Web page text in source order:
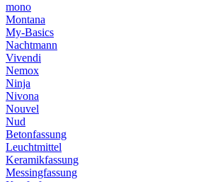
mono
Montana
My-Basics
Nachtmann
Vivendi
Nemox
Ninja
Nivona
Nouvel
Nud
Betonfassung
Leuchtmittel
Keramikfassung
Messingfassung